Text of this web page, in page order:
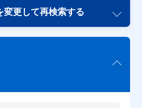
変更して再検索する